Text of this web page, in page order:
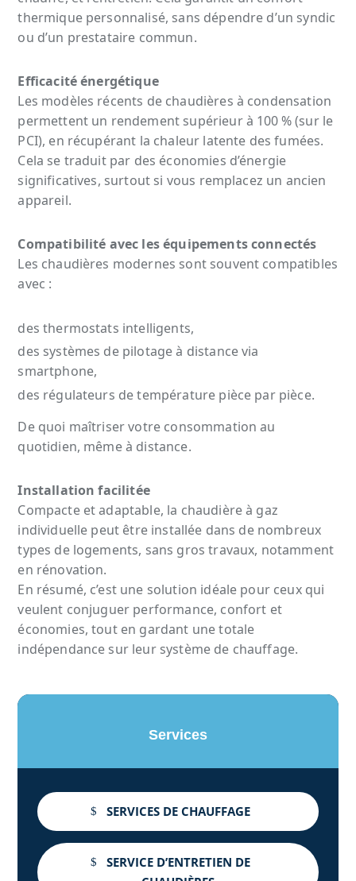
thermique personnalisé, sans dépendre d’un syndic
ou d’un prestataire commun.
Efficacité énergétique
Les modèles récents de chaudières à condensation
permettent un rendement supérieur à 100 % (sur le
PCI), en récupérant la chaleur latente des fumées.
Cela se traduit par des économies d’énergie
significatives, surtout si vous remplacez un ancien
appareil.
Compatibilité avec les équipements connectés
Les chaudières modernes sont souvent compatibles
avec :
des thermostats intelligents,
des systèmes de pilotage à distance via
smartphone,
des régulateurs de température pièce par pièce.
De quoi maîtriser votre consommation au
quotidien, même à distance.
Installation facilitée
Compacte et adaptable, la chaudière à gaz
individuelle peut être installée dans de nombreux
types de logements, sans gros travaux, notamment
en rénovation.
En résumé, c’est une solution idéale pour ceux qui
veulent conjuguer performance, confort et
économies, tout en gardant une totale
indépendance sur leur système de chauffage.
Services
SERVICES DE CHAUFFAGE
SERVICE D’ENTRETIEN DE